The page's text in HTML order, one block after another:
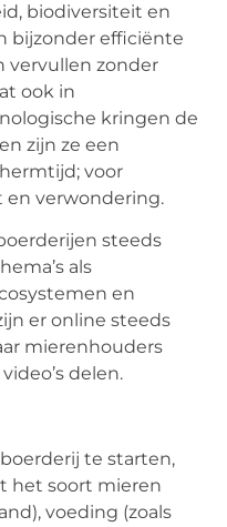
biodiversiteit en
bijzonder efficiënte
vervullen zonder
ook in
kringen de
zijn ze een
voor
en verwondering.
steeds
als
en
er online steeds
mierenhouders
delen.
te starten,
het soort mieren
voeding (zoals